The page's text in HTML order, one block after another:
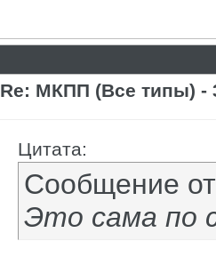
Re: МКПП (Все типы) -
Цитата:
Сообщение
Это сама по